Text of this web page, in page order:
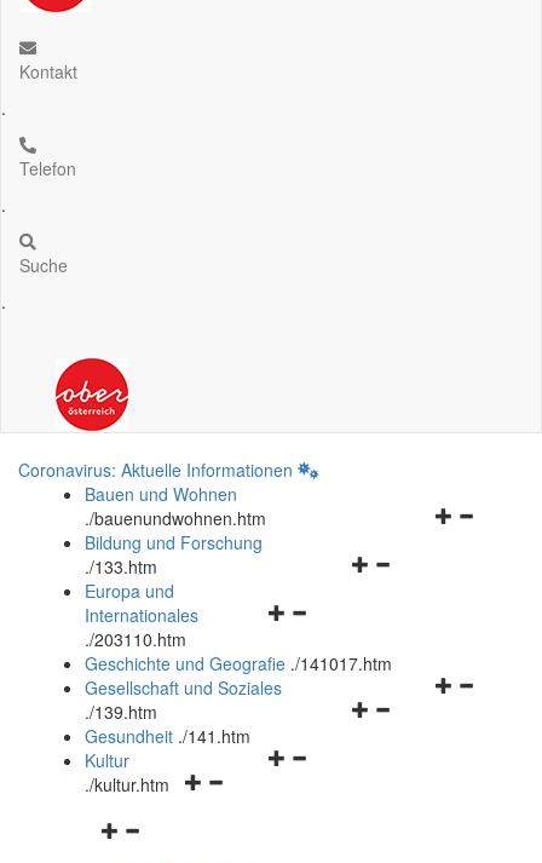
Kontakt
.
Telefon
.
Suche
.
Coronavirus: Aktuelle Informationen
Bauen und Wohnen
./bauenundwohnen.htm
Navigationsmenü
Bildung und Forschung
./133.htm
Navigationsmenü
und
schließen
Europa und
Internationales
./203110.htm
Geschichte und Geografie ./141017.htm
Navigationsmenü
Gesellschaft und Soziales
./139.htm
Navigationsmenü
Gesundheit ./141.htm
Navigationsmenü
Kultur
./kultur.htm
Navigationsmenü